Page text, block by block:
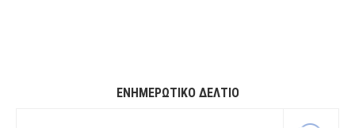
ΕΝΗΜΕΡΩΤΙΚΌ ΔΕΛΤΊΟ